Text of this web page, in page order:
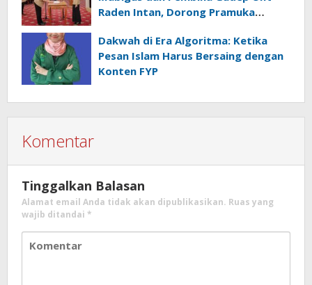
Raden Intan, Dorong Pramuka
Dakwah di Era Algoritma: Ketika
Pesan Islam Harus Bersaing dengan
Konten FYP
Komentar
Tinggalkan Balasan
Alamat email Anda tidak akan dipublikasikan. Ruas yang
wajib ditandai *